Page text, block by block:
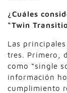
¿Cuáles
“Twin
Las
tres. Primero,
como “single
información
cumplimiento